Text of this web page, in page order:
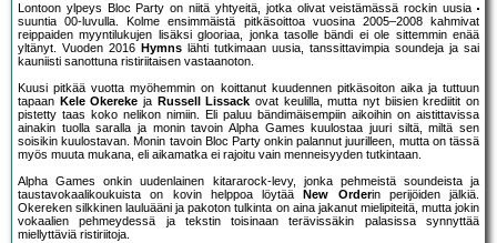
Lontoon ylpeys Bloc Party on niitä yhtyeitä, jotka olivat veistämässä rockin uusia
suuntia 00-luvulla. Kolme ensimmäistä pitkäsoittoa vuosina 2005–2008 kahmivat
reippaiden myyntilukujen lisäksi glooriaa, jonka tasolle bändi ei ole sittemmin enää
yltänyt. Vuoden 2016 Hymns lähti tutkimaan uusia, tanssittavimpia soundeja ja sai
kauniisti sanottuna ristiriitaisen vastaanoton.
Kuusi pitkää vuotta myöhemmin on koittanut kuudennen pitkäsoiton aika ja tuttuun
tapaan Kele Okereke ja Russell Lissack ovat keulilla, mutta nyt biisien krediitit on
pistetty taas koko nelikon nimiin. Eli paluu bändimäisempiin aikoihin on aistittavissa
ainakin tuolla saralla ja monin tavoin Alpha Games kuulostaa juuri siltä, miltä sen
soisikin kuulostavan. Monin tavoin Bloc Party onkin palannut juurilleen, mutta on tässä
myös muuta mukana, eli aikamatka ei rajoitu vain menneisyyden tutkintaan.
Alpha Games onkin uudenlainen kitararock-levy, jonka pehmeistä soundeista ja
taustavokaalikoukuista on kovin helppoa löytää
New Orderin perijöiden jälkiä.
Okereken silkkinen lauluääni ja pakoton tulkinta on aina jakanut mielipiteitä, mutta jokin
vokaalien pehmeydessä ja tekstin toisinaan terävissäkin palasissa synnyttää
miellyttäviä ristiriitoja.